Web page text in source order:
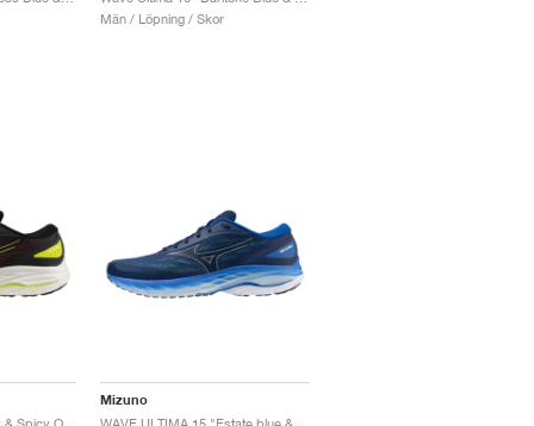
Män / Löpning / Skor
Mizuno